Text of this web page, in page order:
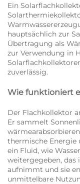
Ein
hauptsächlich zur
Übertragung als
zur Verwendung in
zuverlässig.
Wie funktioniert
Der Flachkollektor
Er sammelt
thermische Energie
ein Fluid, wie
weitergegeben, das
aufnimmt und sie
unmittelbare